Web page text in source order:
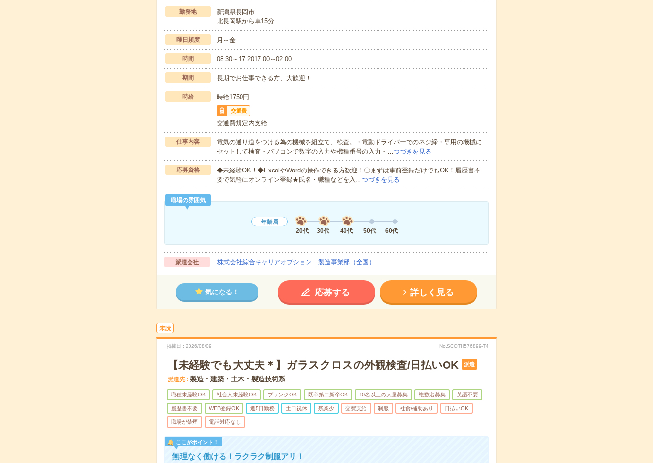
勤務地
新潟県長岡市
北長岡駅から車15分
曜日頻度 月～金
時間 08:30～17:2017:00～02:00
期間 長期でお仕事できる方、大歓迎！
時給 時給1750円
交通費
交通費規定内支給
仕事内容
電気の通り道をつける為の機械を組立て、検査。・電動ドライバーでのネジ締・専用の機械に
セットして検査・パソコンで数字の入力や機種番号の入力・…つづきを見る
応募資格
◆未経験OK！◆ExcelやWordの操作できる方歓迎！〇まずは事前登録だけでもOK！履歴書不
要で気軽にオンライン登録★氏名・職種などを入…つづきを見る
職場の雰囲気
年齢層
20代
30代 40代 50代 60代
派遣会社 株式会社綜合キャリアオプション 製造事業部（全国）
気になる！ 応募する 詳しく見る
未読
掲載日 2026/08/09 No.SCOTH576899-T4
【未経験でも大丈夫＊】ガラスクロスの外観検査/日払いOK 派遣
派遣先 製造・建築・土木・製造技術系
職種未経験OK 社会人未経験OK ブランクOK 既卒第二新卒OK 10名以上の大量募集 複数名募集 英語不要
履歴書不要 WEB登録OK 週5日勤務 土日祝休 残業少 交費支給 制服 社食/補助あり 日払いOK
職場が禁煙 電話対応なし
ここがポイント！
無理なく働ける！ラクラク制服アリ！